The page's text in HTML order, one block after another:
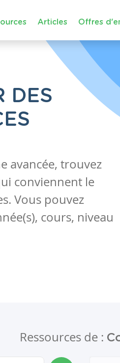
Articles Offres
DES
avancée, trouvez
conviennent le
Vous pouvez
cours, niveau
Ressources de :